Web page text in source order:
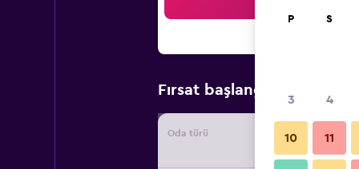
Fırsat başlangıç fiyatı
Oda türü Tedarikçi
P S
3 4
10 11